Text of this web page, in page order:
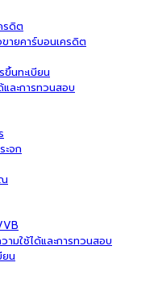
รดิต
ายคาร์บอนเครดิต
นทะเบียน
ละการทวนสอบ
ะจก
มใช้ได้และการทวนสอบ
ยน